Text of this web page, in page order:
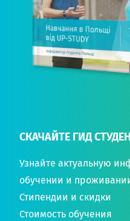
СКАЧАЙТЕ ГИД
Узнайте актуальную
обучении и
Стипендии и скидки
Стоимость обучения